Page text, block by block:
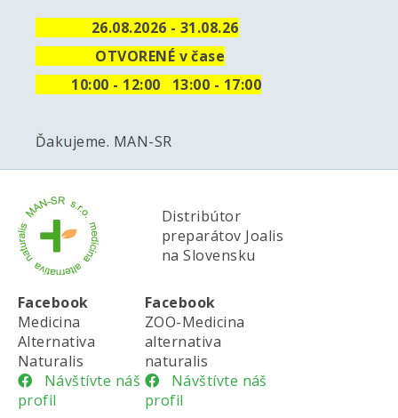
26.08.2026 - 31.08.26
OTVORENÉ v čase
10:00 - 12:00 13:00 - 17:00
Ďakujeme. MAN-SR
Distribútor
preparátov Joalis
na Slovensku
Facebook
Medicina
Alternativa
Naturalis
Návštívte náš
profil
Facebook
ZOO-Medicina
alternativa
naturalis
Návštívte náš
profil